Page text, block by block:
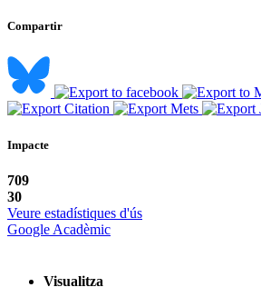
Compartir
Impacte
709
30
Veure estadístiques d'ús
Google Acadèmic
Visualitza